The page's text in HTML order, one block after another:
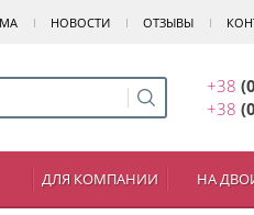
НОВОСТИ ОТЗЫВЫ
+38
+38
ДЛЯ КОМПАНИИ НА